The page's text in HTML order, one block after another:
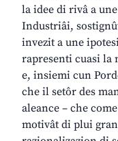
la idee di rivâ a
Industriâi,
invezit a une
rapresenti cuasi la
e, insiemi cun
che il setôr des
aleance – che
motivât di plui